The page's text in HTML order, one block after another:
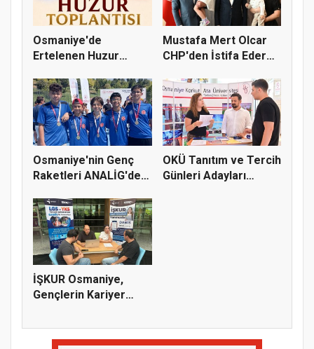
Osmaniye'de
Ertelenen Huzur
Mustafa Mert Olcar
CHP'den İstifa Ederek
Osmaniye'nin Genç
Raketleri ANALİG'de
OKÜ Tanıtım ve Tercih
Günleri Adayları
İŞKUR Osmaniye,
Gençlerin Kariyer